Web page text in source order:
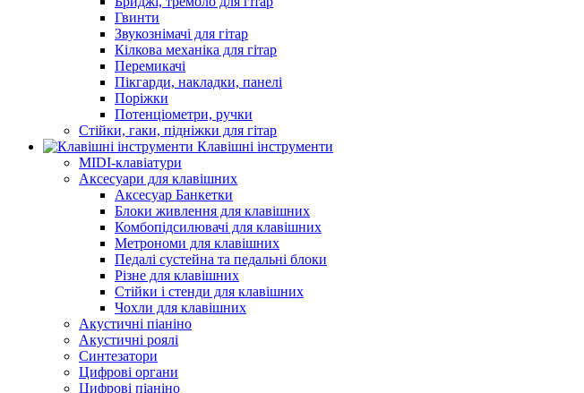
Гвинти
Звукознімачі для гітар
Кілкова механіка для гітар
Перемикачі
Пікгарди, накладки, панелі
Поріжки
Потенціометри, ручки
Стійки, гаки, підніжки для гітар
Клавішні інструменти
MIDI-клавіатури
Аксесуари для клавішних
Аксесуар Банкетки
Блоки живлення для клавішних
Комбопідсилювачі для клавішних
Метрономи для клавішних
Педалі сустейна та педальні блоки
Різне для клавішних
Стійки і стенди для клавішних
Чохли для клавішних
Акустичні піаніно
Акустичні роялі
Синтезатори
Цифрові органи
Цифрові піаніно